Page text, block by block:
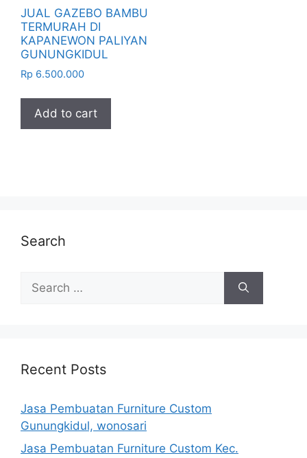
JUAL GAZEBO BAMBU
TERMURAH DI
KAPANEWON PALIYAN
GUNUNGKIDUL
Rp 6.500.000
Add to cart
Search
for:
Recent Posts
Jasa Pembuatan Furniture Custom
Gunungkidul, wonosari
Jasa Pembuatan Furniture Custom Kec.